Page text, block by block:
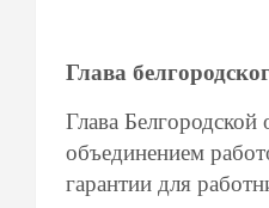
Глава
Глава
объединением
гарантии для